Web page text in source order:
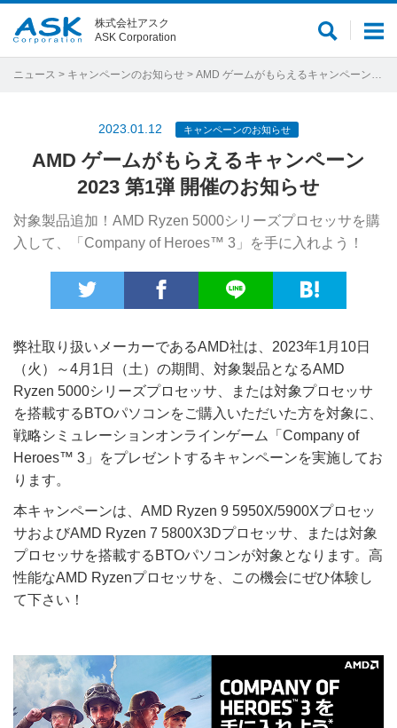
メ
ュ
サ
ト
株式会社アスク
ASK Corporation
ニュース > キャンペーンのお知らせ > AMD ゲームがもらえるキャンペーン2023 第1弾 開催のお知らせ
2023.01.12 キャンペーンのお知らせ
AMD ゲームがもらえるキャンペーン
2023 第1弾 開催のお知らせ
対象製品追加！AMD Ryzen 5000シリーズプロセッサを購
入して、「Company of Heroes™ 3」を手に入れよう！
弊社取り扱いメーカーであるAMD社は、2023年1月10日
（火）～4月1日（土）の期間、対象製品となるAMD
Ryzen 5000シリーズプロセッサ、または対象プロセッサ
を搭載するBTOパソコンをご購入いただいた方を対象に、
戦略シミュレーションオンラインゲーム「Company of
Heroes™ 3」をプレゼントするキャンペーンを実施してお
ります。
本キャンペーンは、AMD Ryzen 9 5950X/5900Xプロセッ
サおよびAMD Ryzen 7 5800X3Dプロセッサ、または対象
プロセッサを搭載するBTOパソコンが対象となります。高
性能なAMD Ryzenプロセッサを、この機会にぜひ体験し
て下さい！